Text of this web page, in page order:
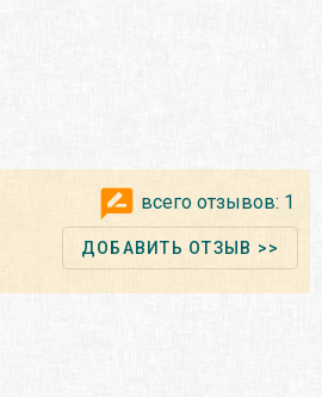
всего отзывов: 1
ДОБАВИТЬ ОТЗЫВ >>